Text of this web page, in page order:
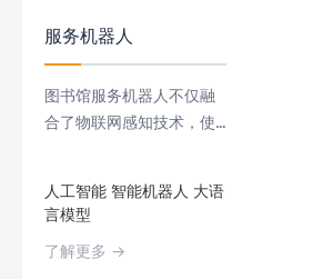
服务机器人
图书馆服务机器人不仅融
合了物联网感知技术，使
计算机视觉技术，使得机
器人能够通过视觉识别和
处理各种信息。此外，图
人工智能 智能机器人 大语
言模型
了解更多 →